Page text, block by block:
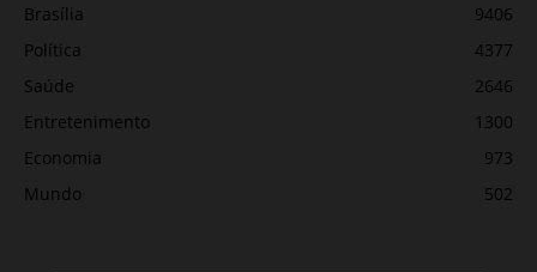
Brasília
9406
Política
4377
Saúde
2646
Entretenimento
1300
Economia
973
Mundo
502